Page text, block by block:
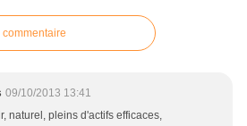
09/10/2013 13:41
naturel, pleins d'actifs efficaces,